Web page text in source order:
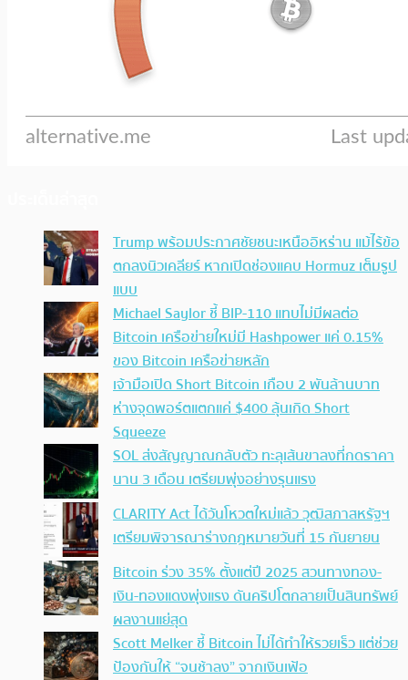
Trump พร้อมประกาศชัยชนะเหนืออิหร่าน แม้ไร้ข้อ
ตกลงนิวเคลียร์ หากเปิดช่องแคบ Hormuz เต็มรูป
แบบ
Michael Saylor ชี้ BIP-110 แทบไม่มีผลต่อ
Bitcoin เครือข่ายใหม่มี Hashpower แค่ 0.15%
ของ Bitcoin เครือข่ายหลัก
เจ้ามือเปิด Short Bitcoin เกือบ 2 พันล้านบาท
ห่างจุดพอร์ตแตกแค่ $400 ลุ้นเกิด Short
Squeeze
SOL ส่งสัญญาณกลับตัว ทะลุเส้นขาลงที่กดราคา
นาน 3 เดือน เตรียมพุ่งอย่างรุนแรง
CLARITY Act ได้วันโหวตใหม่แล้ว วุฒิสภาสหรัฐฯ
เตรียมพิจารณาร่างกฎหมายวันที่ 15 กันยายน
Bitcoin ร่วง 35% ตั้งแต่ปี 2025 สวนทางทอง-
เงิน-ทองแดงพุ่งแรง ดันคริปโตกลายเป็นสินทรัพย์
ผลงานแย่สุด
Scott Melker ชี้ Bitcoin ไม่ได้ทำให้รวยเร็ว แต่ช่วย
ป้องกันให้ “จนช้าลง” จากเงินเฟ้อ